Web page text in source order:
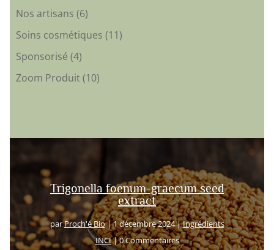
Nos artisans (6)
Soins cosmétiques (11)
Sponsorisé (4)
Zoom Produit(10)
Trigonella foenum-graecum seed
extract
parProch'é Bio|1 décembre 2024|Ingrédients
INCI| 0 Commentaires